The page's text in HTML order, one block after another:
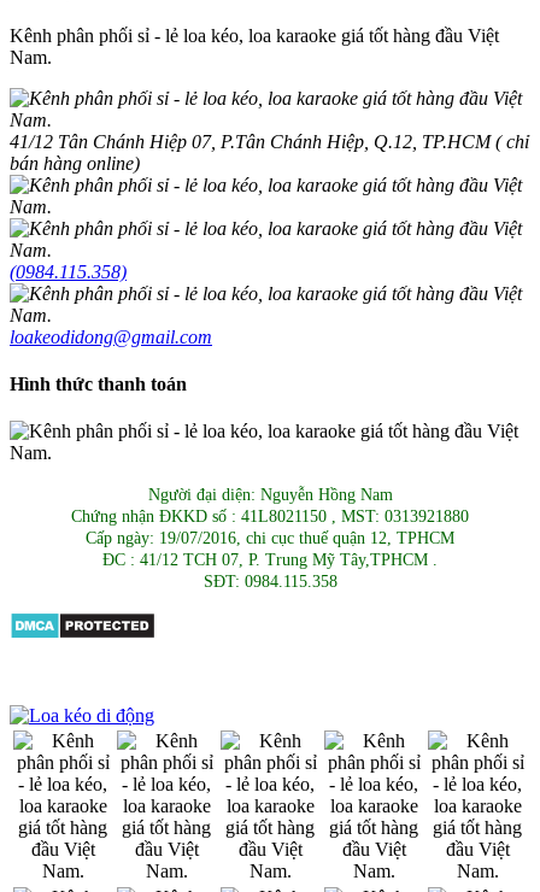
Kênh phân phối sỉ - lẻ loa kéo, loa karaoke giá tốt hàng đầu Việt
Nam.
41/12 Tân Chánh Hiệp 07, P.Tân Chánh Hiệp, Q.12, TP.HCM ( chỉ
bán hàng online)
(0984.115.358)
loakeodidong@gmail.com
Hình thức thanh toán
Người đại diện: Nguyễn Hồng Nam
Chứng nhận ĐKKD số : 41L8021150 , MST: 0313921880
Cấp ngày: 19/07/2016, chi cục thuế quận 12, TPHCM
ĐC : 41/12 TCH 07, P. Trung Mỹ Tây,TPHCM .
SĐT: 0984.115.358